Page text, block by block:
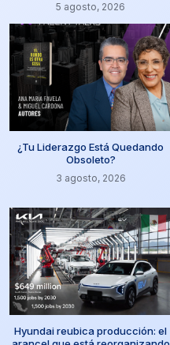
5 agosto, 2026
¿Tu Liderazgo Está Quedando
Obsoleto?
3 agosto, 2026
Hyundai reubica producción: el